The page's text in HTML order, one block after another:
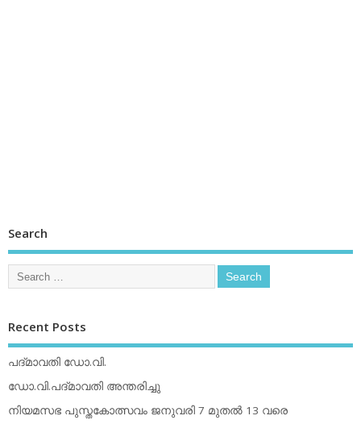
Search
Recent Posts
പദ്മാവതി ഡോ.വി.
ഡോ.വി.പദ്മാവതി അന്തരിച്ചു
നിയമസഭ പുസ്തകോത്സവം ജനുവരി 7 മുതല്‍ 13 വരെ